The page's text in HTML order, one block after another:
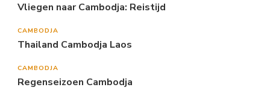
Vliegen naar Cambodja: Reistijd
CAMBODJA
Thailand Cambodja Laos
CAMBODJA
Regenseizoen Cambodja